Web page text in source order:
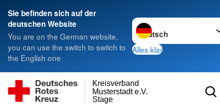
Sie befinden sich auf der
deutschen Website
You are on the German website,
you can use the switch to switch to
the English one
Sprache wechseln zu
Alles klar
Stage
Musterstadt e.V.
Kreisverband